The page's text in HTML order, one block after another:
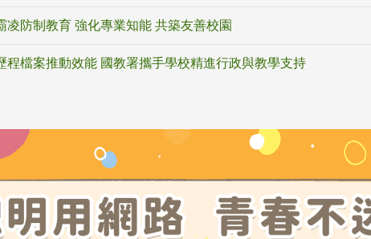
凌防制教育 強化專業知能 共築友善校園
程檔案推動效能 國教署攜手學校精進行政與教學支持